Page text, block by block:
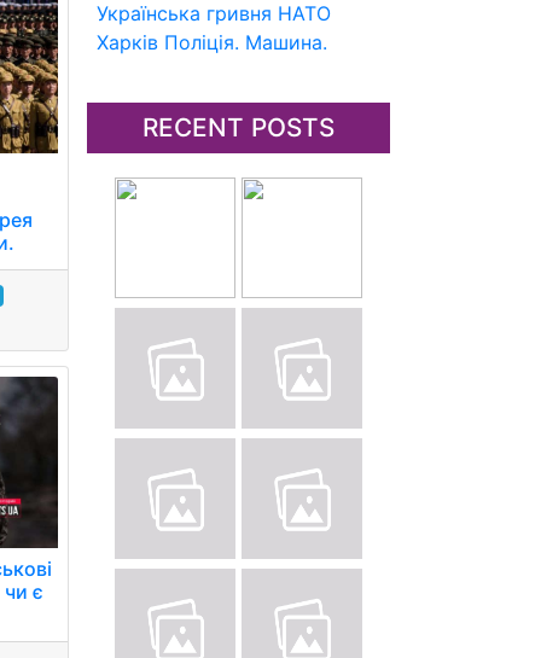
Українська гривня НАТО
Харків Поліція. Машина.
RECENT POSTS
є